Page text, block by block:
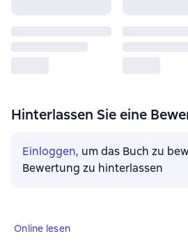
Hinterlassen Sie eine
Einloggen, um das Buch zu
Bewertung zu hinterlassen
Online lesen